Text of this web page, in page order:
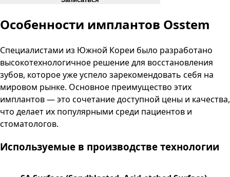
Особенности имплантов Osstem
Специалистами из Южной Кореи было разработано
высокотехнологичное решение для восстановления
зубов, которое уже успело зарекомендовать себя на
мировом рынке. Основное преимущество этих
имплантов — это сочетание доступной цены и качества,
что делает их популярными среди пациентов и
стоматологов.
Используемые в производстве технологии